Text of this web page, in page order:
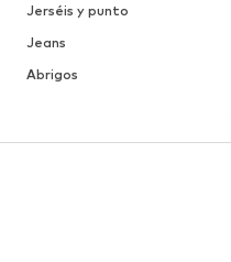
Jerséis y punto
Jeans
Abrigos